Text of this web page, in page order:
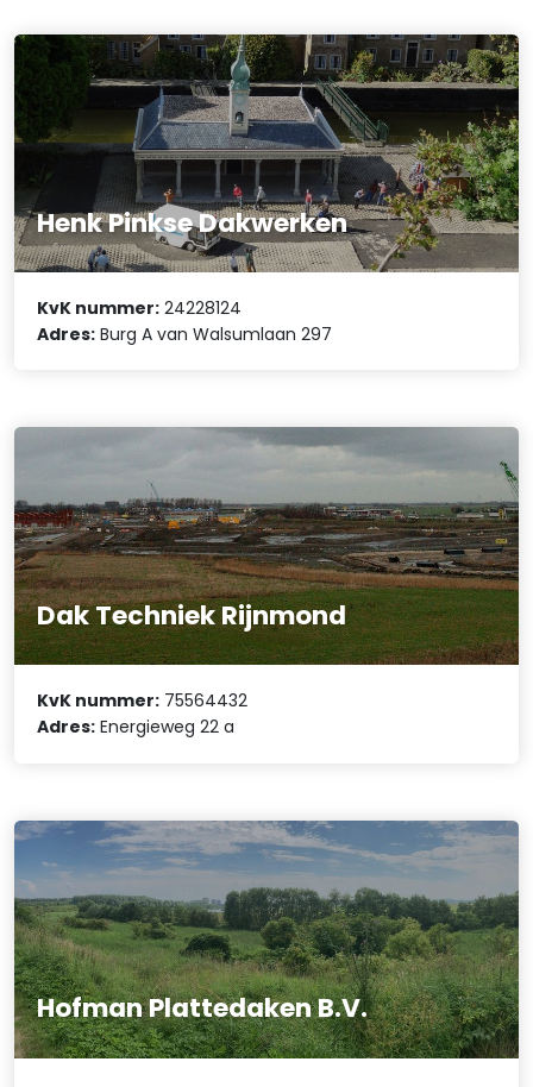
Henk Pinkse Dakwerken
KvK nummer: 24228124
Adres: Burg A van Walsumlaan 297
Dak Techniek Rijnmond
KvK nummer: 75564432
Adres: Energieweg 22 a
Hofman Plattedaken B.V.